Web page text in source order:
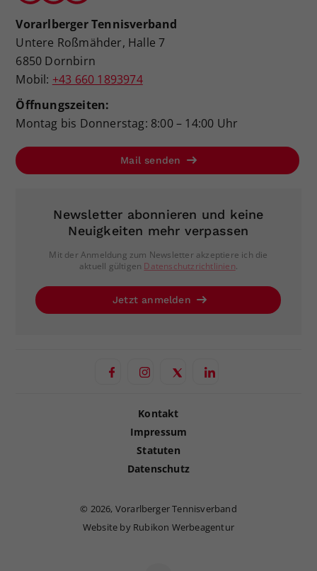
Vorarlberger Tennisverband
Untere Roßmähder, Halle 7
6850 Dornbirn
Mobil: +43 660 1893974
Öffnungszeiten:
Montag bis Donnerstag: 8:00 – 14:00 Uhr
Mail senden
Newsletter abonnieren und keine
Neuigkeiten mehr verpassen
Mit der Anmeldung zum Newsletter akzeptiere ich die
aktuell gültigen Datenschutzrichtlinien.
Jetzt anmelden
Kontakt
Impressum
Statuten
Datenschutz
© 2026, Vorarlberger Tennisverband
Website by Rubikon Werbeagentur